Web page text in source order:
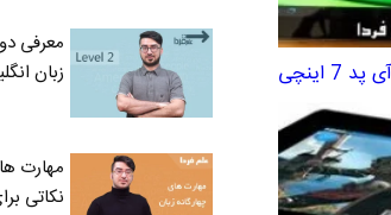
زبان
مهارت
نکاتی